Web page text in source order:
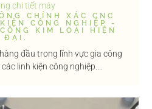
chi tiết máy
CHÍNH XÁC CNC
CÔNG NGHIỆP -
KIM LOẠI HIỆN
ĐẠI.
đầu trong lĩnh vực gia công
linh kiện công nghiệp....